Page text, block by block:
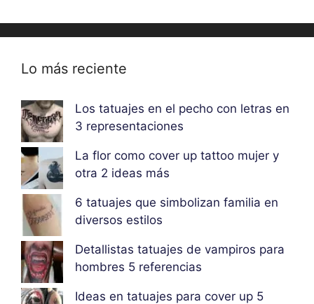
Lo más reciente
Los tatuajes en el pecho con letras en
3 representaciones
La flor como cover up tattoo mujer y
otra 2 ideas más
6 tatuajes que simbolizan familia en
diversos estilos
Detallistas tatuajes de vampiros para
hombres 5 referencias
Ideas en tatuajes para cover up 5